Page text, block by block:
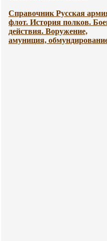
Справочник Русская
флот. История полков.
действия. Воружение,
амуниция,